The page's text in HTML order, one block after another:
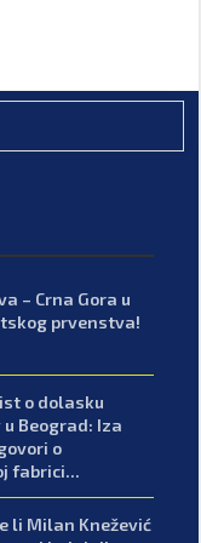
– Crna Gora u
prvenstva!
o dolasku
Beograd: Iza
o
fabrici...
li Milan Knežević